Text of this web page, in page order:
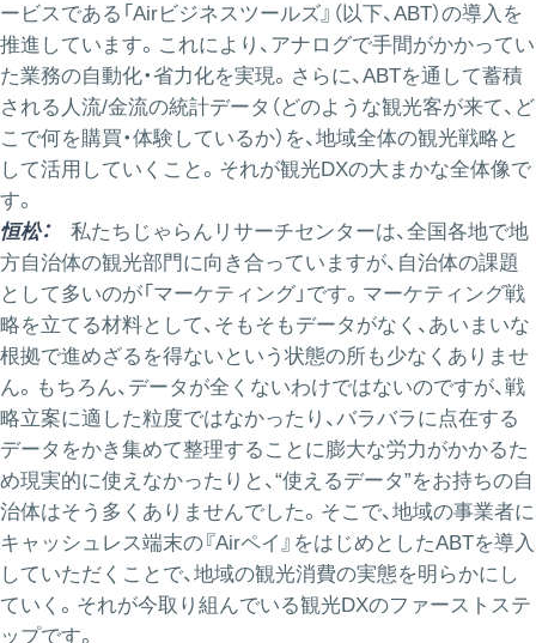
ービスである「Airビジネスツールズ』（以下、ABT）の導入を
推進しています。これにより、アナログで手間がかかってい
た業務の自動化・省力化を実現。さらに、ABTを通して蓄積
される人流/金流の統計データ（どのような観光客が来て、ど
こで何を購買・体験しているか）を、地域全体の観光戦略と
して活用していくこと。それが観光DXの大まかな全体像で
す。
恒松： 私たちじゃらんリサーチセンターは、全国各地で地
方自治体の観光部門に向き合っていますが、自治体の課題
として多いのが「マーケティング」です。マーケティング戦
略を立てる材料として、そもそもデータがなく、あいまいな
根拠で進めざるを得ないという状態の所も少なくありませ
ん。もちろん、データが全くないわけではないのですが、戦
略立案に適した粒度ではなかったり、バラバラに点在する
データをかき集めて整理することに膨大な労力がかかるた
め現実的に使えなかったりと、“使えるデータ”をお持ちの自
治体はそう多くありませんでした。そこで、地域の事業者に
キャッシュレス端末の『Airペイ』をはじめとしたABTを導入
していただくことで、地域の観光消費の実態を明らかにし
ていく。それが今取り組んでいる観光DXのファーストステ
ップです。